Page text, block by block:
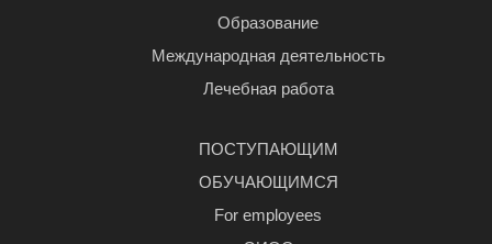
Образование
Международная деятельность
Лечебная работа
ПОСТУПАЮЩИМ
ОБУЧАЮЩИМСЯ
For employees